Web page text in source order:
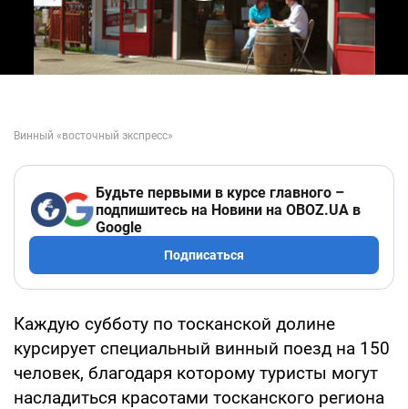
Будьте первыми в курсе главного –
подпишитесь на Новини на OBOZ.UA в
Google
Подписаться
Каждую субботу по тосканской долине
курсирует специальный винный поезд на 150
человек, благодаря которому туристы могут
насладиться красотами тосканского региона